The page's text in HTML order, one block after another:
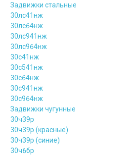
Задвижки стальные
30лс41нж
30лс64нж
30лс941нж
30лс964нж
30с41нж
30с541нж
30с64нж
30с941нж
30с964нж
Задвижки чугунные
30ч39р
30ч39р (красные)
30ч39р (синие)
30ч6бр